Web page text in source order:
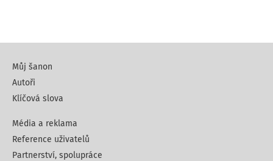
Můj šanon
Autoři
Klíčová slova
Média a reklama
Reference uživatelů
Partnerství, spolupráce